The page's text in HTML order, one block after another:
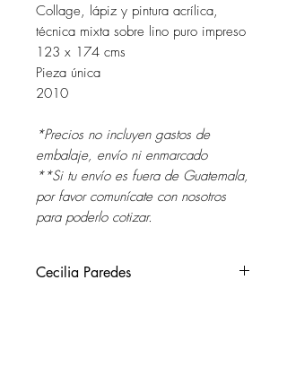
Collage, lápiz y pintura acrílica,
técnica mixta sobre lino puro impreso
123 x 174 cms
Pieza única
2010
*Precios no incluyen gastos de
embalaje, envío ni enmarcado
**Si tu envío es fuera de Guatemala,
por favor comunícate con nosotros
para poderlo cotizar.
Cecilia Paredes